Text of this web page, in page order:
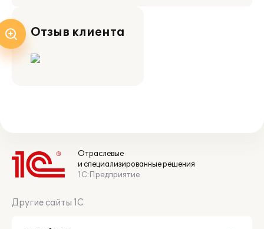
Отзыв клиента
Отраслевые
и специализированные решения
1С:Предприятие
Другие сайты 1С